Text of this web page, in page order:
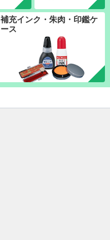
補充インク・朱肉・印鑑ケ
ース